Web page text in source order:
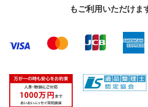
もご利用いただけま